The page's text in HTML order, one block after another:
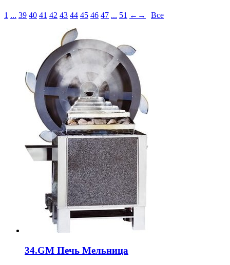
1 ... 39 40 41 42 43 44 45 46 47 ... 51 ← → Все
34.GM Печь Мельница